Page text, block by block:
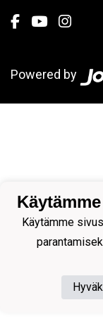
Powered by
Käytämme